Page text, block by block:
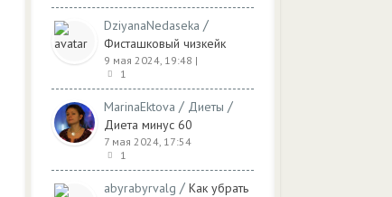
DziyanaNedaseka /
Фисташковый чизкейк
9 мая 2024, 19:48 |
1
MarinaEktova / Диеты /
Диета минус 60
7 мая 2024, 17:54
1
abyrabyrvalg / Как убрать